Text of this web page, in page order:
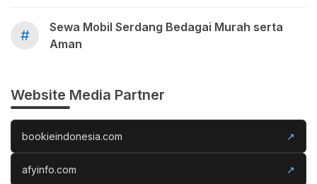
#
Sewa Mobil Serdang Bedagai Murah serta
Aman
Website Media Partner
bookieindonesia.com ↗
afyinfo.com ↗